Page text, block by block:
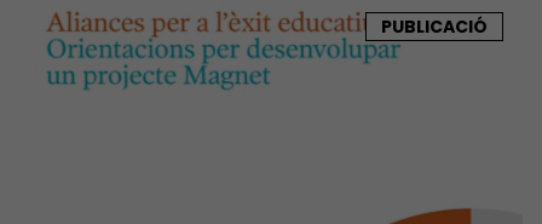
PUBLICACIÓ